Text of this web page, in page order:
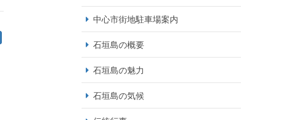
中心市街地駐車場案内
石垣島の概要
石垣島の魅力
石垣島の気候